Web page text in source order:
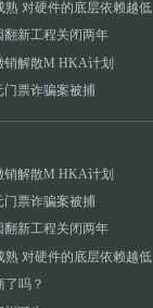
对硬件的底层依赖越低
新工程关闭两年
销解散M HKA计划
门票诈骗案被捕
销解散M HKA计划
门票诈骗案被捕
新工程关闭两年
对硬件的底层依赖越低
吗？